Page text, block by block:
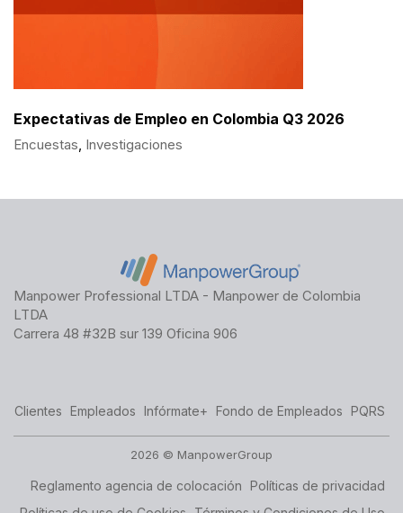
Expectativas de Empleo en Colombia Q3 2026
Encuestas, Investigaciones
Manpower Professional LTDA - Manpower de Colombia
LTDA
Carrera 48 #32B sur 139 Oficina 906
Clientes Empleados Infórmate+ Fondo de Empleados PQRS
2026 © ManpowerGroup
Reglamento agencia de colocación Políticas de privacidad